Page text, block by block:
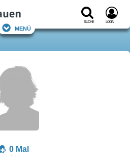
Suche Login
Menü
0 Mal